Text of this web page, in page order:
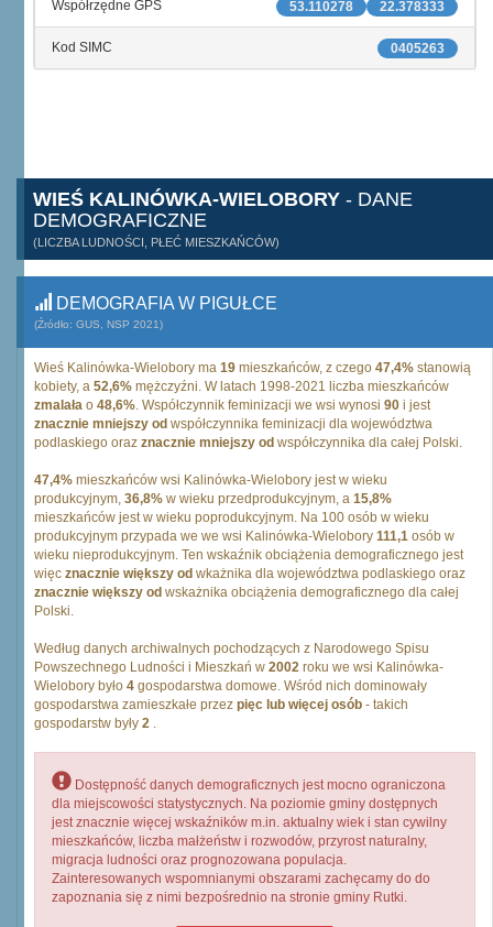
22.378333
53.110278
Współrzędne GPS
0405263
Kod SIMC
WIEŚ KALINÓWKA-WIELOBORY - DANE
DEMOGRAFICZNE
(LICZBA LUDNOŚCI, PŁEĆ MIESZKAŃCÓW)
DEMOGRAFIA W PIGUŁCE
(Źródło: GUS, NSP 2021)
Wieś Kalinówka-Wielobory ma 19 mieszkańców, z czego 47,4% stanowią
kobiety, a 52,6% mężczyźni. W latach 1998-2021 liczba mieszkańców
zmalała o 48,6%. Współczynnik feminizacji we wsi wynosi 90 i jest
znacznie mniejszy od współczynnika feminizacji dla województwa
podlaskiego oraz znacznie mniejszy od współczynnika dla całej Polski.
47,4% mieszkańców wsi Kalinówka-Wielobory jest w wieku
produkcyjnym, 36,8% w wieku przedprodukcyjnym, a 15,8%
mieszkańców jest w wieku poprodukcyjnym. Na 100 osób w wieku
produkcyjnym przypada we we wsi Kalinówka-Wielobory 111,1 osób w
wieku nieprodukcyjnym. Ten wskaźnik obciążenia demograficznego jest
więc znacznie większy od wkażnika dla województwa podlaskiego oraz
znacznie większy od wskażnika obciążenia demograficznego dla całej
Polski.
Według danych archiwalnych pochodzących z Narodowego Spisu
Powszechnego Ludności i Mieszkań w 2002 roku we wsi Kalinówka-
Wielobory było 4 gospodarstwa domowe. Wśród nich dominowały
gospodarstwa zamieszkałe przez pięc lub więcej osób - takich
gospodarstw były 2 .
Dostępność danych demograficznych jest mocno ograniczona
dla miejscowości statystycznych. Na poziomie gminy dostępnych
jest znacznie więcej wskaźników m.in. aktualny wiek i stan cywilny
mieszkańców, liczba małżeństw i rozwodów, przyrost naturalny,
migracja ludności oraz prognozowana populacja.
Zainteresowanych wspomnianymi obszarami zachęcamy do do
zapoznania się z nimi bezpośrednio na stronie gminy Rutki.